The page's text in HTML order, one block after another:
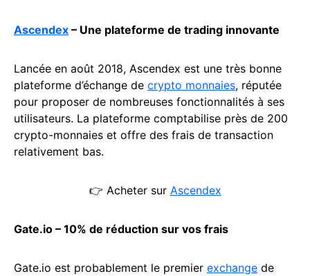
Ascendex – Une plateforme de trading innovante
Lancée en août 2018, Ascendex est une très bonne
plateforme d’échange de crypto monnaies, réputée
pour proposer de nombreuses fonctionnalités à ses
utilisateurs. La plateforme comptabilise près de 200
crypto-monnaies et offre des frais de transaction
relativement bas.
👉 Acheter sur Ascendex
Gate.io – 10% de réduction sur vos frais
Gate.io est probablement le premier exchange de